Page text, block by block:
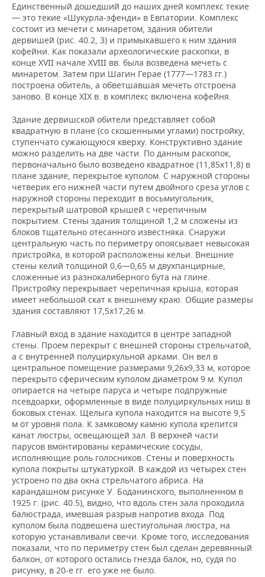
Единственный дошедший до наших дней комплекс текие
— это текие «Шукурла-эфенди» в Евпатории. Комплекс
состоит из мечети с минаретом, здания обители
дервишей (рис. 40.2, 3) и примыкавшего к ним здания
кофейни. Как показали археологические раскопки, в
конце XVII начале XVIII вв. была возведена мечеть с
минаретом. Затем при Шагин Герае (1777—1783 гг.)
построена обитель, а обветшавшая мечеть отстроена
заново. В конце XIX в. в комплекс включена кофейня.
Здание дервишской обители представляет собой
квадратную в плане (со скошенными углами) постройку,
ступенчато сужающуюся кверху. Конструктивно здание
можно разделить на две части. По данным раскопок,
первоначально было возведено квадратное (11,85х11,8) в
плане здание, перекрытое куполом. С наружной стороны
четверик его нижней части путем двойного среза углов с
наружной стороны переходит в восьмиугольник,
перекрытый шатровой крышей с черепичным
покрытием. Стены здания толщиной 1,2 м сложены из
блоков тщательно отесанного известняка. Снаружи
центральную часть по периметру опоясывает невысокая
пристройка, в которой расположены кельи. Внешние
стены келий толщиной 0,6—0,65 м двухпанцирные,
сложенные из разнокалиберного бута на глине.
Пристройку перекрывает черепичная крыша, которая
имеет небольшой скат к внешнему краю. Общие размеры
здания составляют 17,5х17,26 м.
Главный вход в здание находится в центре западной
стены. Проем перекрыт с внешней стороны стрельчатой,
а с внутренней полуциркульной арками. Он вел в
центральное помещение размерами 9,26х9,33 м, которое
перекрыто сферическим куполом диаметром 9 м. Купол
опирается на четыре паруса и четыре подпружные
псевдоарки, оформленные в виде полуциркульных ниш в
боковых стенах. Щелыга купола находится на высоте 9,5
м от уровня пола. К замковому камню купола крепится
канат люстры, освещающей зал. В верхней части
парусов вмонтированы керамические сосуды,
исполняющие роль голосников. Стены и поверхность
купола покрыты штукатуркой. В каждой из четырех стен
устроено по два окна стрельчатого абриса. На
карандашном рисунке У. Боданинского, выполненном в
1925 г. (рис. 40.5), видно, что вдоль стен зала проходила
балюстрада, имевшая разрыв напротив входа. Под
куполом была подвешена шестиугольная люстра, на
которую устанавливали свечи. Кроме того, исследования
показали, что по периметру стен был сделан деревянный
балкон, от которого остались гнезда балок, но, судя по
рисунку, в 20-е гг. его уже не было.